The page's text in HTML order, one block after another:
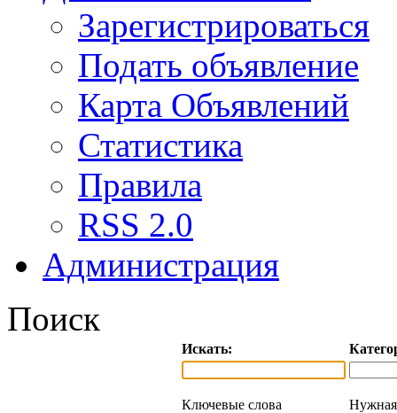
Зарегистрироваться
Подать объявление
Карта Объявлений
Статистика
Правила
RSS 2.0
Администрация
Поиск
Искать:
Ключевые слова Нужная